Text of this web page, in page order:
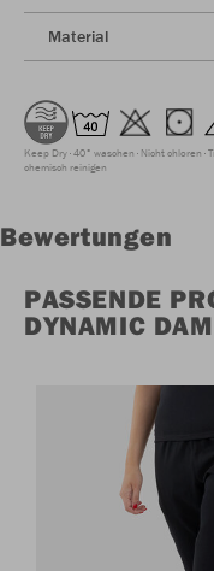
Material
Keep Dry 40° waschen Nicht chloren
chemisch reinigen
Bewertungen
PASSENDE
DYNAMIC